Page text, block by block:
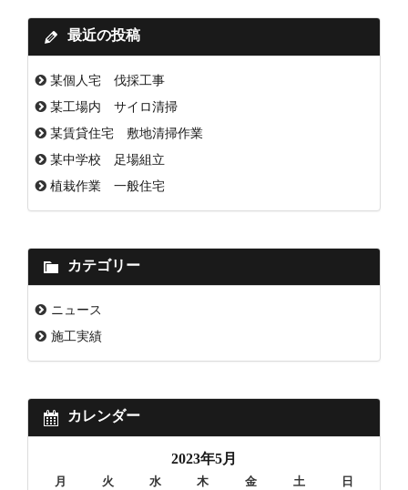
最近の投稿
某個人宅 伐採工事
某工場内 サイロ清掃
某賃貸住宅 敷地清掃作業
某中学校 足場組立
植栽作業 一般住宅
カテゴリー
ニュース
施工実績
カレンダー
2023年5月
月 火 水 木 金 土 日